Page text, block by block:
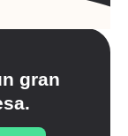
gran